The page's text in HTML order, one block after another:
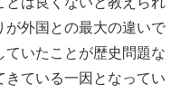
が外国との最大の違いで
ていたことが歴史問題な
きている一因となってい